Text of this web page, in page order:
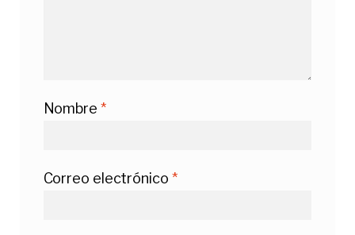
Nombre *
Correo electrónico *